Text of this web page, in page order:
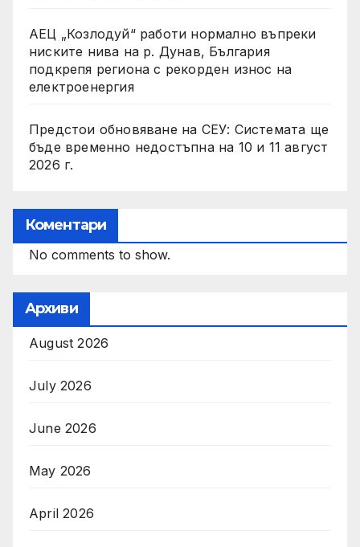
АЕЦ „Козлодуй“ работи нормално въпреки
ниските нива на р. Дунав, България
подкрепя региона с рекорден износ на
електроенергия
Предстои обновяване на СЕУ: Системата ще
бъде временно недостъпна на 10 и 11 август
2026 г.
Коментари
No comments to show.
Архиви
August 2026
July 2026
June 2026
May 2026
April 2026